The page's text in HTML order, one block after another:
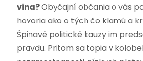
vina?Obyčajní občania o vás
hovoria ako o tých čo klamú a
Špinavé politické kauzy im
pravdu. Pritom sa topia v